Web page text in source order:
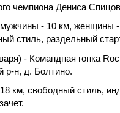
чемпиона Дениса
- 10 км, женщины
стиль, раздельный
- Командная гонка
р-н, д. Болтино.
км, свободный стиль,